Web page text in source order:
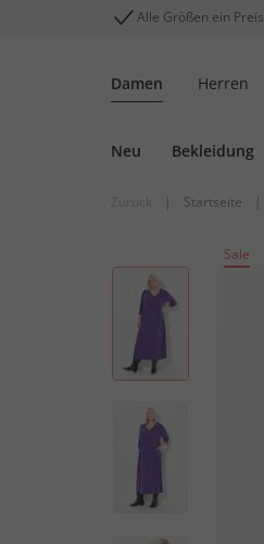
Alle Größen ein Preis
Damen Herren
Neu Bekleidung
| Startseite |
Sale